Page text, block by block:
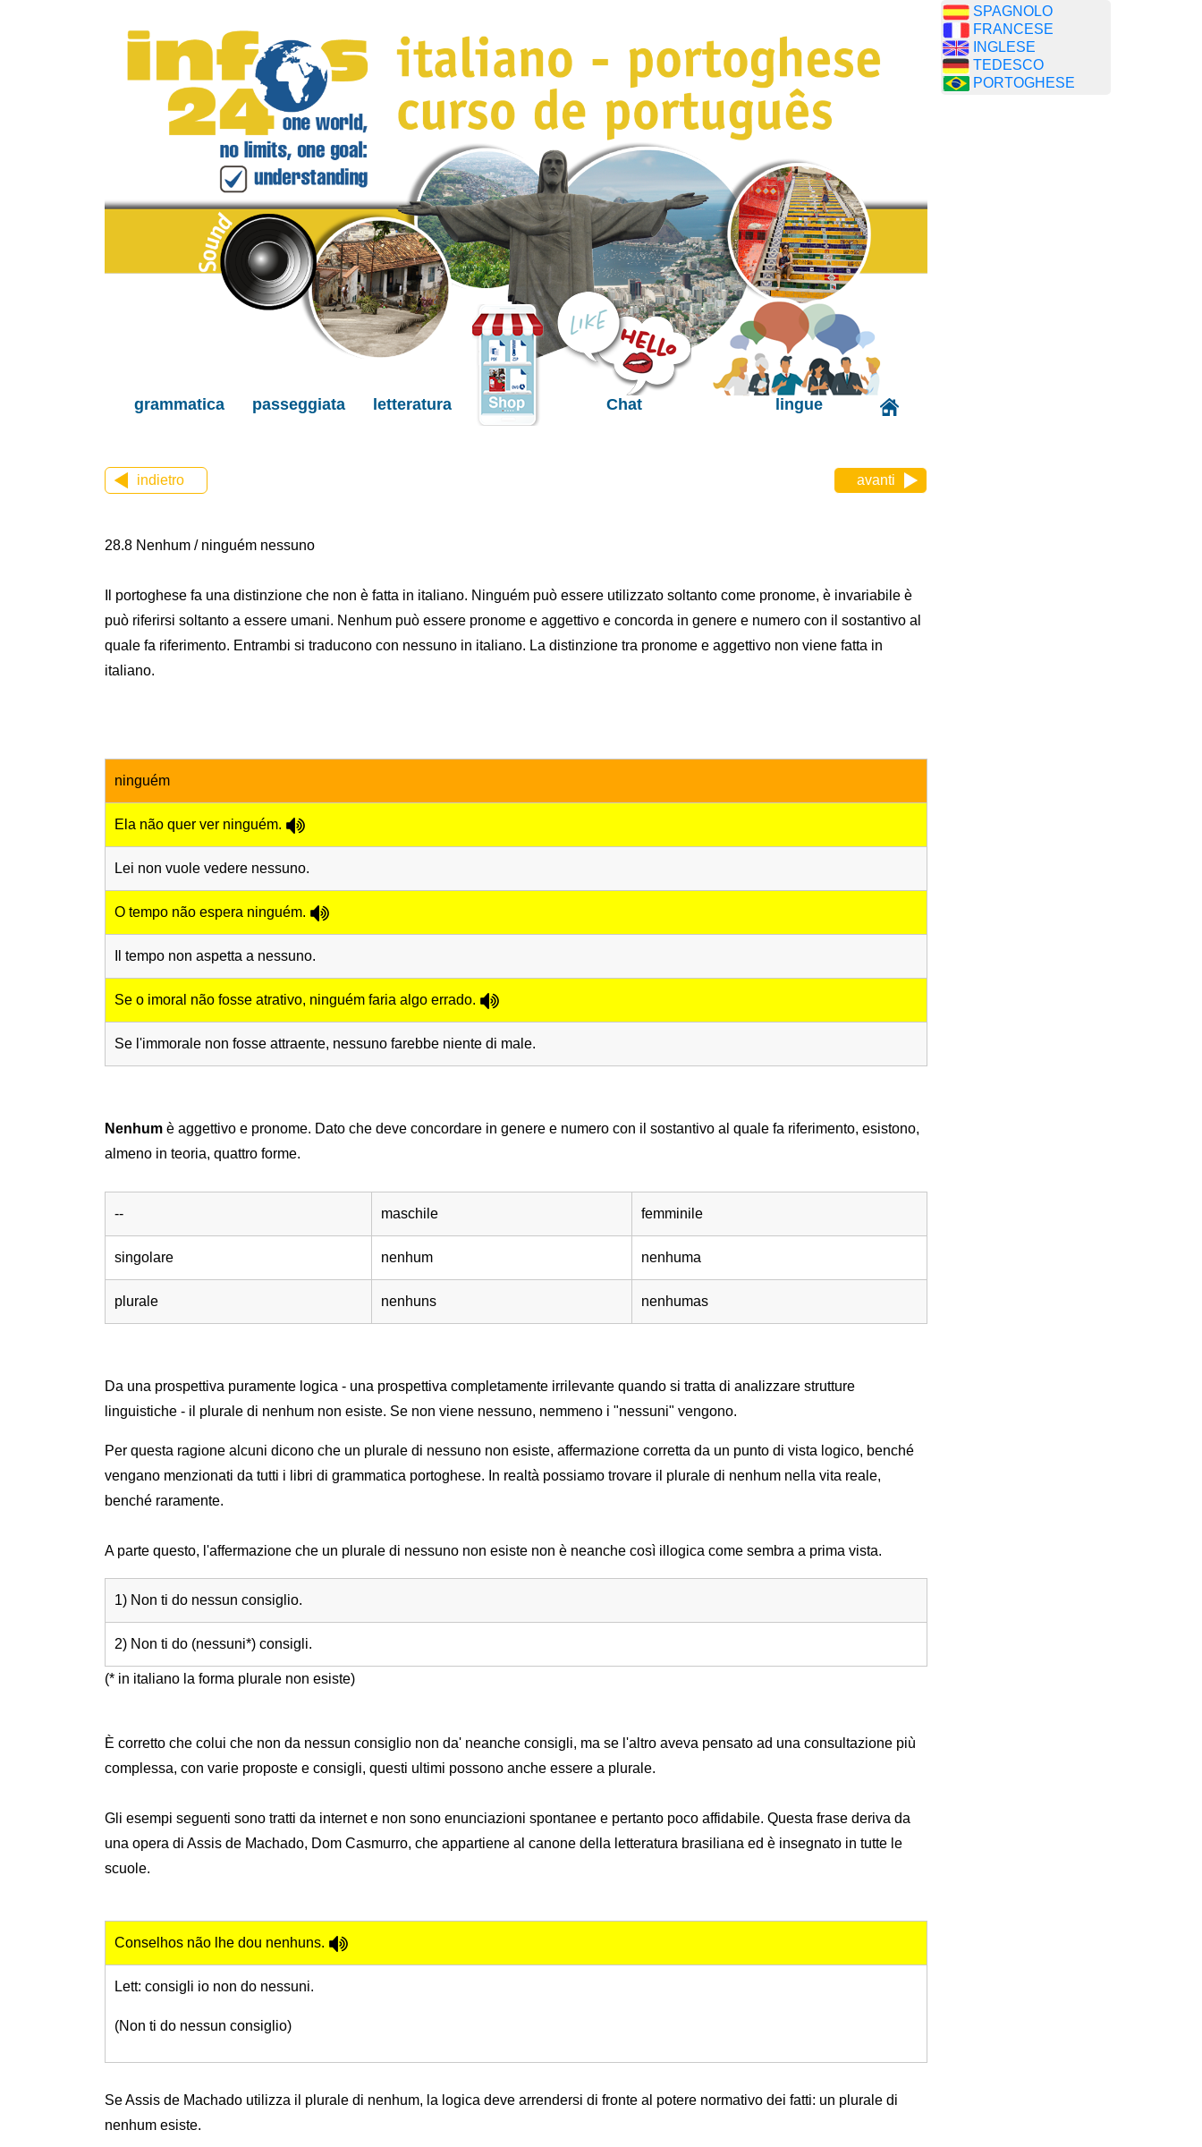
grammatica passeggiata letteratura Chat lingue
indietro avanti
28.8 Nenhum / ninguém nessuno
Il portoghese fa una distinzione che non è fatta in italiano. Ninguém può essere utilizzato soltanto come pronome, è invariabile è
può riferirsi soltanto a essere umani. Nenhum può essere pronome e aggettivo e concorda in genere e numero con il sostantivo al
quale fa riferimento. Entrambi si traducono con nessuno in italiano. La distinzione tra pronome e aggettivo non viene fatta in
italiano.
ninguém
Ela não quer ver ninguém.
Lei non vuole vedere nessuno.
O tempo não espera ninguém.
Il tempo non aspetta a nessuno.
Se o imoral não fosse atrativo, ninguém faria algo errado.
Se l'immorale non fosse attraente, nessuno farebbe niente di male.
Nenhum è aggettivo e pronome. Dato che deve concordare in genere e numero con il sostantivo al quale fa riferimento, esistono,
almeno in teoria, quattro forme.
-- maschile femminile
singolare nenhum nenhuma
plurale nenhuns nenhumas
Da una prospettiva puramente logica - una prospettiva completamente irrilevante quando si tratta di analizzare strutture
linguistiche - il plurale di nenhum non esiste. Se non viene nessuno, nemmeno i "nessuni" vengono.
Per questa ragione alcuni dicono che un plurale di nessuno non esiste, affermazione corretta da un punto di vista logico, benché
vengano menzionati da tutti i libri di grammatica portoghese. In realtà possiamo trovare il plurale di nenhum nella vita reale,
benché raramente.
A parte questo, l'affermazione che un plurale di nessuno non esiste non è neanche così illogica come sembra a prima vista.
1) Non ti do nessun consiglio.
2) Non ti do (nessuni*) consigli.
(* in italiano la forma plurale non esiste)
È corretto che colui che non da nessun consiglio non da' neanche consigli, ma se l'altro aveva pensato ad una consultazione più
complessa, con varie proposte e consigli, questi ultimi possono anche essere a plurale.
Gli esempi seguenti sono tratti da internet e non sono enunciazioni spontanee e pertanto poco affidabile. Questa frase deriva da
una opera di Assis de Machado, Dom Casmurro, che appartiene al canone della letteratura brasiliana ed è insegnato in tutte le
scuole.
Conselhos não lhe dou nenhuns.
Lett: consigli io non do nessuni.
(Non ti do nessun consiglio)
Se Assis de Machado utilizza il plurale di nenhum, la logica deve arrendersi di fronte al potere normativo dei fatti: un plurale di
nenhum esiste.
SPAGNOLO
FRANCESE
INGLESE
TEDESCO
PORTOGHESE